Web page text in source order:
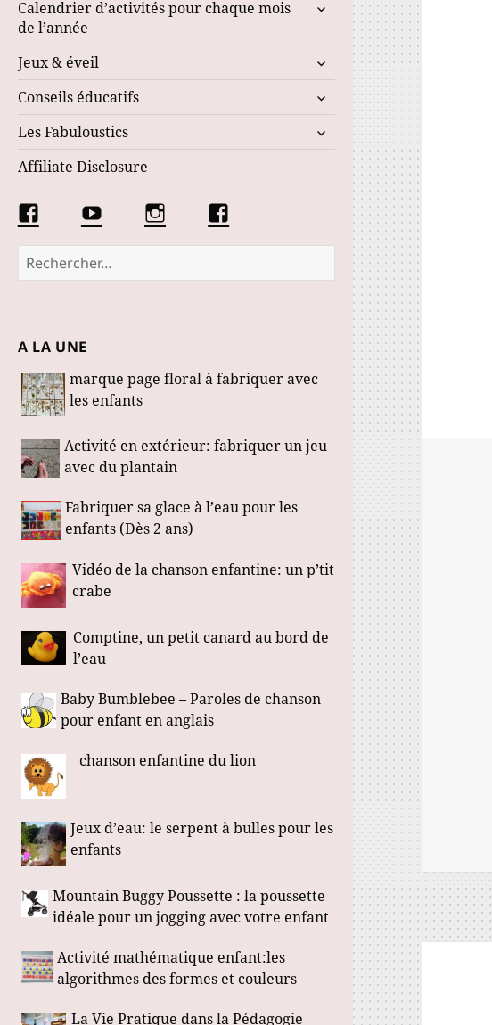
sous-
Calendrier d’activités pour chaque mois
de l’année
menu
Jeux & éveil
ouvrir
sous-
Conseils éducatifs
ouvrir
sous-
Les Fabuloustics
ouvrir
Affiliate Disclosure
Facebook
Les
Fabuloustics
Conseils
d’une
éducatrice
de
Éduquer
les
petits
La
communauté
Marmotille
Rechercher :
A LA UNE
marque page floral à fabriquer avec
les enfants
Activité en extérieur: fabriquer un jeu
avec du plantain
Fabriquer sa glace à l’eau pour les
enfants (Dès 2 ans)
Vidéo de la chanson enfantine: un p’tit
crabe
Comptine, un petit canard au bord de
l’eau
Baby Bumblebee – Paroles de chanson
pour enfant en anglais
chanson enfantine du lion
Jeux d’eau: le serpent à bulles pour les
enfants
Mountain Buggy Poussette : la poussette
idéale pour un jogging avec votre enfant
Activité mathématique enfant:les
algorithmes des formes et couleurs
La Vie Pratique dans la Pédagogie